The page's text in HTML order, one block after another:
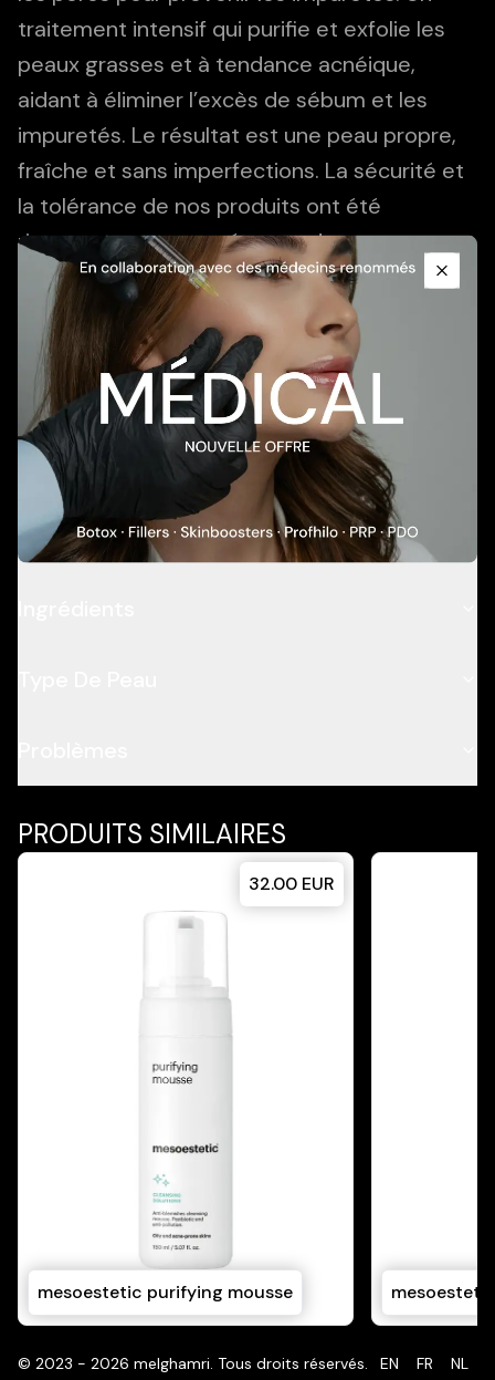
traitement intensif qui purifie et exfolie les
peaux grasses et à tendance acnéique,
aidant à éliminer l’excès de sébum et les
impuretés. Le résultat est une peau propre,
fraîche et sans imperfections. La sécurité et
la tolérance de nos produits ont été
rigoureusement testées par des experts
indépendants : non comédogène et testé
dermatologiquement.
Add To Cart
Description
Application
PRODUITS SIMILAIRES
mesoestetic purifying mousse
32.00 EUR
© 2023 - 2026 melghamri. Tous droits réservés. EN FR NL